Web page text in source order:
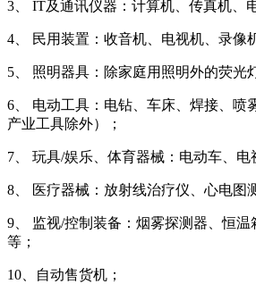
3、 IT及通讯仪器：计算机、传真机、
4、 民用装置：收音机、电视机、录像
5、 照明器具：除家庭用照明外的荧光
6、 电动工具：电钻、车床、焊接、喷
产业工具除外）；
7、 玩具/娱乐、体育器械：电动车、电
8、 医疗器械：放射线治疗仪、心电图
9、 监视/控制装备：烟雾探测器、恒
等；
10、自动售货机；